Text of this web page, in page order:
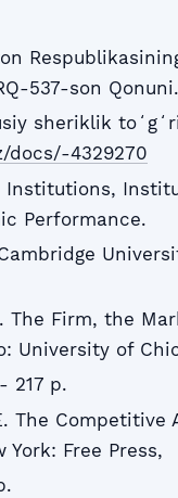
537-son Qonuni.
sheriklik
docs/-4329270
Institutions,
Performance.
The Firm, the
University of
217 p.
The Competitive
York: Free Press,